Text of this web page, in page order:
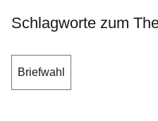
Schlagworte zum
Briefwahl